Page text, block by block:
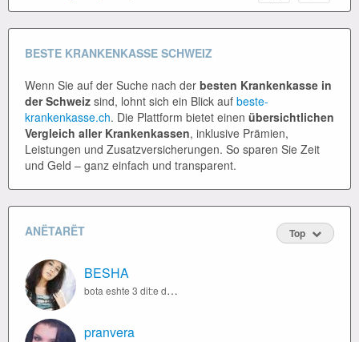
BESTE KRANKENKASSE SCHWEIZ
Wenn Sie auf der Suche nach der besten Krankenkasse in
der Schweiz sind, lohnt sich ein Blick auf beste-
krankenkasse.ch. Die Plattform bietet einen übersichtlichen
Vergleich aller Krankenkassen, inklusive Prämien,
Leistungen und Zusatzversicherungen. So sparen Sie Zeit
und Geld – ganz einfach und transparent.
ANËTARËT Top
BESHA
bota eshte 3 dit:e djeshmja ka ik,e nesermja mund te mos vij,ndersa e sotmja eshte e jotja...prandaj jetoje ate sa me mir qe mundesh,...
pranvera